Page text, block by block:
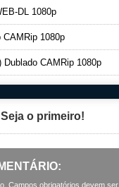
DL 1080p
CAMRip 1080p
Dublado CAMRip 1080p
o primeiro!
Campos obrigatórios devem ser